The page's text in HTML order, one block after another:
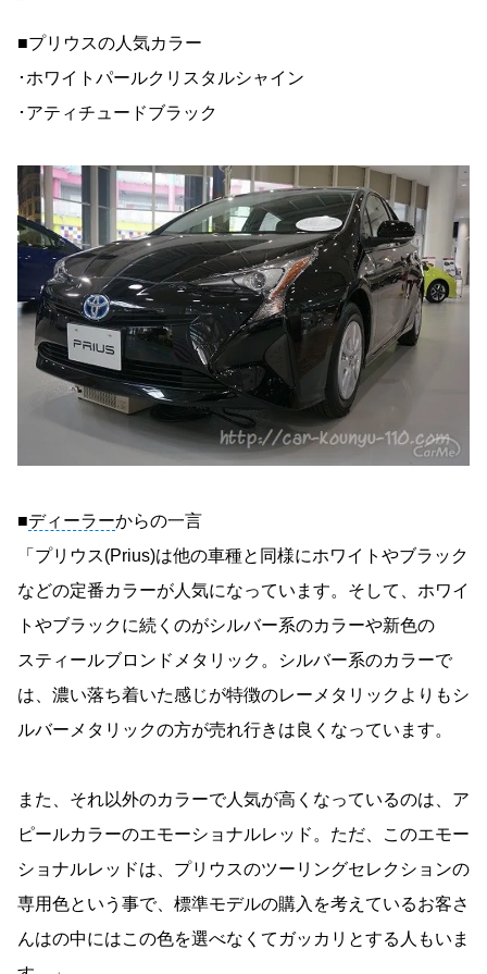
■プリウスの人気カラー
･ホワイトパールクリスタルシャイン
･アティチュードブラック
■ディーラーからの一言
「プリウス(Prius)は他の車種と同様にホワイトやブラック
などの定番カラーが人気になっています。そして、ホワイ
トやブラックに続くのがシルバー系のカラーや新色の
スティールブロンドメタリック。シルバー系のカラーで
は、濃い落ち着いた感じが特徴のレーメタリックよりもシ
ルバーメタリックの方が売れ行きは良くなっています。
また、それ以外のカラーで人気が高くなっているのは、ア
ピールカラーのエモーショナルレッド。ただ、このエモー
ショナルレッドは、プリウスのツーリングセレクションの
専用色という事で、標準モデルの購入を考えているお客さ
んはの中にはこの色を選べなくてガッカリとする人もいま